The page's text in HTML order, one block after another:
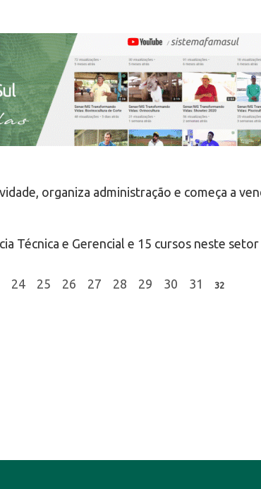
organiza administração e começa a
Técnica e Gerencial e 15 cursos neste setor
24 25 26 27 28 29 30 31 32